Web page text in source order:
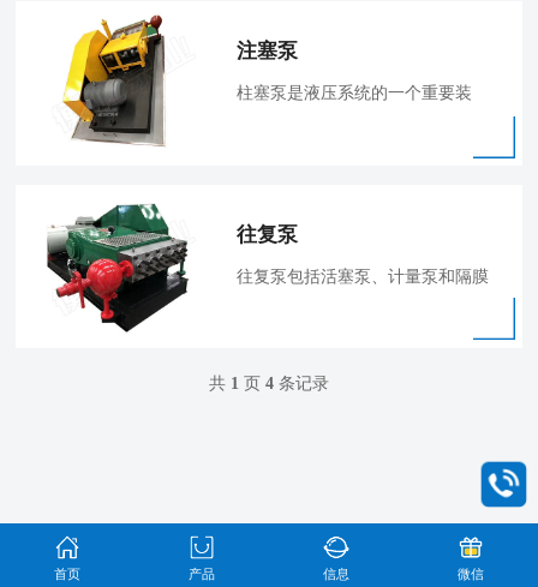
注塞泵
柱塞泵是液压系统的一个重要装
往复泵
往复泵包括活塞泵、计量泵和隔膜
共 1页 4条记录
首页 产品 信息 微信